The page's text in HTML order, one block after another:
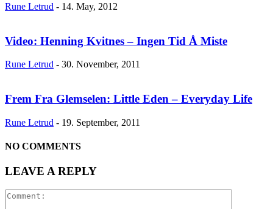
Rune Letrud - 14. May, 2012
Video: Henning Kvitnes – Ingen Tid Å Miste
Rune Letrud - 30. November, 2011
Frem Fra Glemselen: Little Eden – Everyday Life
Rune Letrud - 19. September, 2011
NO COMMENTS
LEAVE A REPLY